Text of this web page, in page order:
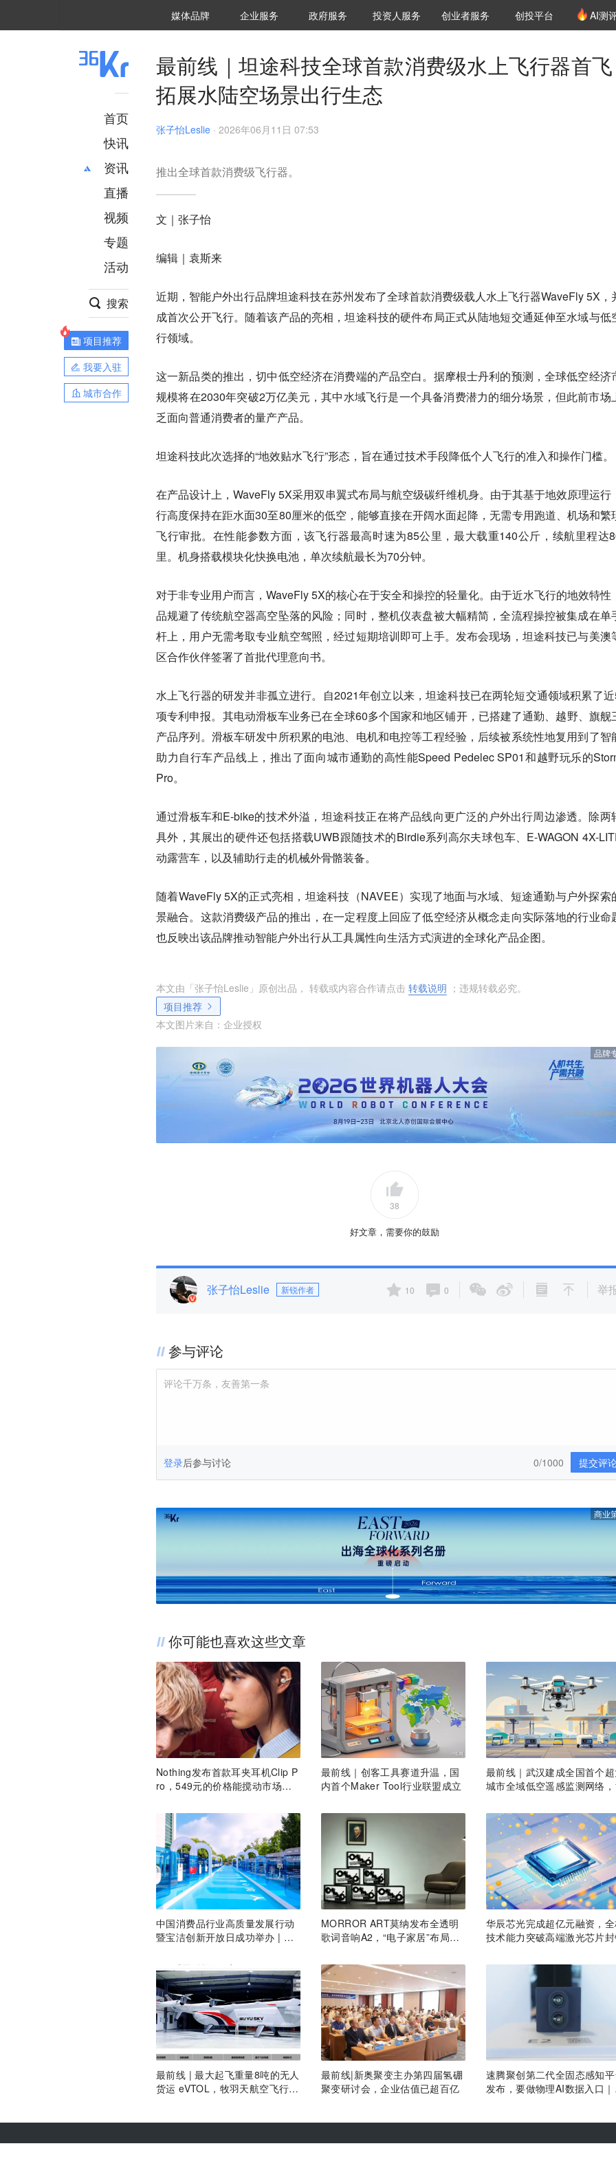
媒体品牌 36Kr研究院
企业服务 城市之窗
政府服务 VClub投资机构库
投资机构职位推介
投资人服务 创投氪堂
创业者服务 创投平台 AI测
首页
快讯
资讯
推荐
财经
项目推荐
安徽
直播
视频
专题
活动
搜索
项目推荐
我要入驻
城市合作
最前线｜坦途科技全球首款消费级水上飞行器首飞
拓展水陆空场景出行生态
张子怡Leslie · 2026年06月11日 07:53
推出全球首款消费级飞行器。
文｜张子怡
编辑｜袁斯来
近期，智能户外出行品牌坦途科技在苏州发布了全球首款消费级载人水上飞行器WaveFly 5X，
成首次公开飞行。随着该产品的亮相，坦途科技的硬件布局正式从陆地短交通延伸至水域与低
行领域。
这一新品类的推出，切中低空经济在消费端的产品空白。据摩根士丹利的预测，全球低空经济
规模将在2030年突破2万亿美元，其中水域飞行是一个具备消费潜力的细分场景，但此前市场
乏面向普通消费者的量产产品。
坦途科技此次选择的“地效贴水飞行”形态，旨在通过技术手段降低个人飞行的准入和操作门槛。
在产品设计上，WaveFly 5X采用双串翼式布局与航空级碳纤维机身。由于其基于地效原理运行
行高度保持在距水面30至80厘米的低空，能够直接在开阔水面起降，无需专用跑道、机场和繁
飞行审批。在性能参数方面，该飞行器最高时速为85公里，最大载重140公斤，续航里程达
里。机身搭载模块化快换电池，单次续航最长为70分钟。
对于非专业用户而言，WaveFly 5X的核心在于安全和操控的轻量化。由于近水飞行的地效特性
品规避了传统航空器高空坠落的风险；同时，整机仪表盘被大幅精简，全流程操控被集成在单
杆上，用户无需考取专业航空驾照，经过短期培训即可上手。发布会现场，坦途科技已与美澳
区合作伙伴签署了首批代理意向书。
水上飞行器的研发并非孤立进行。自2021年创立以来，坦途科技已在两轮短交通领域积累了
项专利申报。其电动滑板车业务已在全球60多个国家和地区铺开，已搭建了通勤、越野、旗舰
产品序列。滑板车研发中所积累的电池、电机和电控等工程经验，后续被系统性地复用到了智
助力自行车产品线上，推出了面向城市通勤的高性能Speed Pedelec SP01和越野玩乐的
Pro。
通过滑板车和E-bike的技术外溢，坦途科技正在将产品线向更广泛的户外出行周边渗透。除两
具外，其展出的硬件还包括搭载UWB跟随技术的Birdie系列高尔夫球包车、E-WAGON 4X-
动露营车，以及辅助行走的机械外骨骼装备。
随着WaveFly 5X的正式亮相，坦途科技（NAVEE）实现了地面与水域、短途通勤与户外探索
景融合。这款消费级产品的推出，在一定程度上回应了低空经济从概念走向实际落地的行业命
也反映出该品牌推动智能户外出行从工具属性向生活方式演进的全球化产品企图。
本文由「张子怡Leslie 」原创出品， 转载或内容合作请点击 转载说明 ；违规转载必究。
项目推荐
本文图片来自： 企业授权
品牌
38
好文章，需要你的鼓励
张子怡Leslie 新锐作者 10 0 举
参与评论
评论千万条，友善第一条
登录后参与讨论 提交评
0/1000
商业
你可能也喜欢这些文章
Nothing发布首款耳夹耳机Clip P
ro，549元的价格能搅动市场
最前线｜创客工具赛道升温，国
内首个Maker Tool行业联盟成立
最前线｜武汉建成全国首个
城市全域低空遥感监测网络
中国消费品行业高质量发展行动
暨宝洁创新开放日成功举办 | 最
MORROR ART莫纳发布全透明
歌词音响A2，“电子家居”布局更
华辰芯光完成超亿元融资，
技术能力突破高端激光芯片
最前线 | 最大起飞重量8吨的无人
货运 eVTOL，牧羽天航空飞行重
最前线|新奥聚变主办第四届氢硼
聚变研讨会，企业估值已超百亿
速腾聚创第二代全固态感知
发布，要做物理AI数据入口
关于36氪 热门推荐 合作伙伴